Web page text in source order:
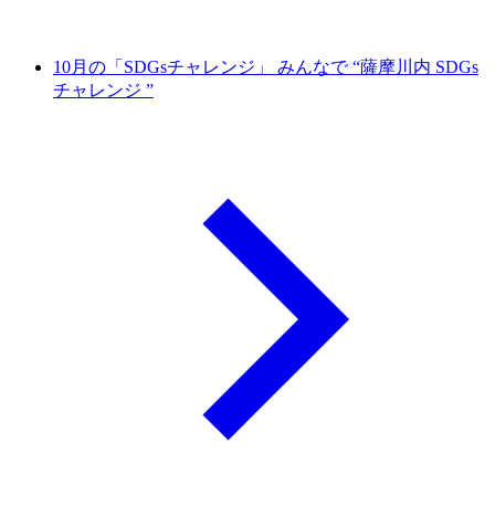
10月の「SDGsチャレンジ」 みんなで “薩摩川内 SDGs
チャレンジ ”